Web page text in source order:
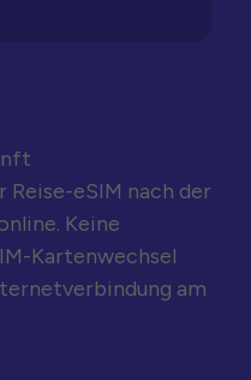
eSIM nach der
Keine
Kartenwechsel
am